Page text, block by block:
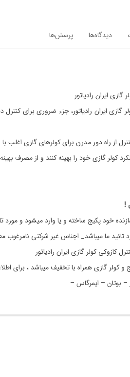
دیدگاه‌ها پرسش‌ها
ایران رادیاتور
گازی ایران رادیاتور، جزء ضروری برای
از راه دور مدرن برای کولرهای گازی
کولر گازی خود را بهینه کنند و از مصرف
!
خود پکیج ساخته و یا وارد میشود و مورد
تائید ما میباشد_ اجناس غیر شرکتی
کازوکی کولر گازی ایران رادیاتور
کولر گازی همراه با تخفیف میباشد ، برای